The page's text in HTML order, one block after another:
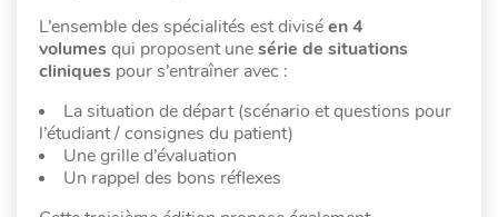
L’ensemble des spécialités est diviséen 4
volumes qui proposent unesérie de situations
cliniques pour s’entraîner avec :
La situation de départ (scénario et questions pour
l’étudiant / consignes du patient)
Une grille d’évaluation
Un rappel des bons réflexes